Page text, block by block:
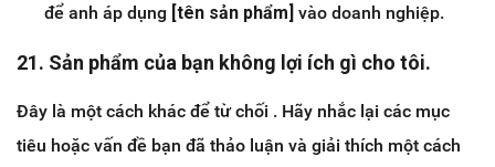
để anh áp dụng [tên sản phẩm] vào doanh nghiệp.
21. Sản phẩm của bạn không lợi ích gì cho tôi.
Đây là một cách khác để từ chối . Hãy nhắc lại các mục
tiêu hoặc vấn đề bạn đã thảo luận và giải thích một cách